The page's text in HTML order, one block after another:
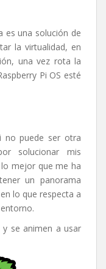
es una solución de
la virtualidad, en
una vez rota la
Pi OS esté
no puede ser otra
solucionar mis
mejor que me ha
un panorama
lo que respecta a
y se animen a usar